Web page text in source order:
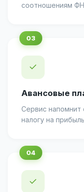
соотношениям
✓
Авансовые
Сервис напомнит
налогу на
✓